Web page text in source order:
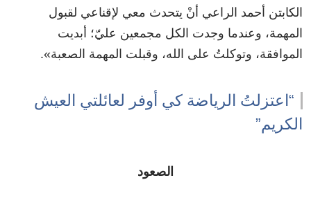
الكابتن أحمد الراعي أنْ يتحدث معي لإقناعي لقبول
المهمة، وعندما وجدت الكل مجمعين عليّ؛ أبديت
الموافقة، وتوكلتُ على الله، وقبلت المهمة الصعبة»
.
“اعتزلتُ الرياضة كي أوفر لعائلتي العيش
الكريم”
الصعود